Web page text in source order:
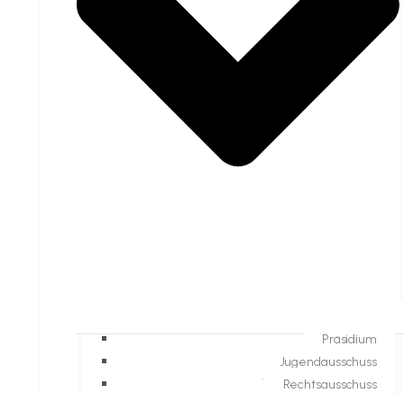
Präsidium
Jugendausschuss
Rechtsausschuss